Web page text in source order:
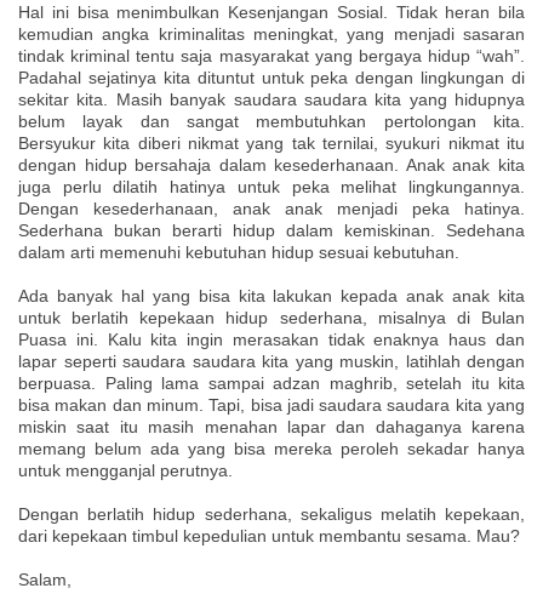
Hal ini bisa menimbulkan Kesenjangan Sosial. Tidak heran bila
kemudian angka kriminalitas meningkat, yang menjadi sasaran
tindak kriminal tentu saja masyarakat yang bergaya hidup “wah”.
Padahal sejatinya kita dituntut untuk peka dengan lingkungan di
sekitar kita. Masih banyak saudara saudara kita yang hidupnya
belum layak dan sangat membutuhkan pertolongan kita.
Bersyukur kita diberi nikmat yang tak ternilai, syukuri nikmat itu
dengan hidup bersahaja dalam kesederhanaan. Anak anak kita
juga perlu dilatih hatinya untuk peka melihat lingkungannya.
Dengan kesederhanaan, anak anak menjadi peka hatinya.
Sederhana bukan berarti hidup dalam kemiskinan. Sedehana
dalam arti memenuhi kebutuhan hidup sesuai kebutuhan.
Ada banyak hal yang bisa kita lakukan kepada anak anak kita
untuk berlatih kepekaan hidup sederhana, misalnya di Bulan
Puasa ini. Kalu kita ingin merasakan tidak enaknya haus dan
lapar seperti saudara saudara kita yang muskin, latihlah dengan
berpuasa. Paling lama sampai adzan maghrib, setelah itu kita
bisa makan dan minum. Tapi, bisa jadi saudara saudara kita yang
miskin saat itu masih menahan lapar dan dahaganya karena
memang belum ada yang bisa mereka peroleh sekadar hanya
untuk mengganjal perutnya.
Dengan berlatih hidup sederhana, sekaligus melatih kepekaan,
dari kepekaan timbul kepedulian untuk membantu sesama. Mau?
Salam,